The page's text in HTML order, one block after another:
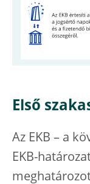
Első
Az EKB – a
EKB-